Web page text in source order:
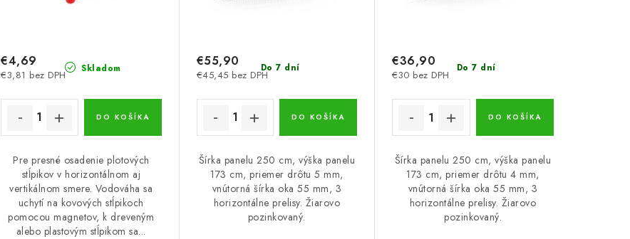
Skladom
€3,81 bez DPH
€4,69
DO KOŠÍKA
Pre presné osadenie plotových
stĺpikov v horizontálnom aj
vertikálnom smere. Vodováha sa
uchytí na kovových stĺpikoch
pomocou magnetov, k dreveným
alebo plastovým stĺpikom sa...
Do 7 dní
€45,45 bez DPH
€55,90
DO KOŠÍKA
Šírka panelu 250 cm, výška panelu
173 cm, priemer drôtu 5 mm,
vnútorná šírka oka 55 mm, 3
horizontálne prelisy. Žiarovo
pozinkovaný.
Do 7 dní
€30 bez DPH
€36,90
DO KOŠÍKA
Šírka panelu 250 cm, výška panelu
173 cm, priemer drôtu 4 mm,
vnútorná šírka oka 55 mm, 3
horizontálne prelisy. Žiarovo
pozinkovaný.